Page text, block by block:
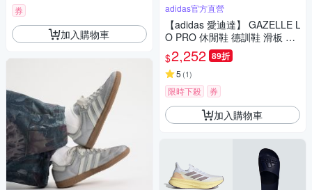
券
加入購物車
adidas官方直營
【adidas 愛迪達】 GAZELLE L
O PRO 休閒鞋 德訓鞋 滑板 復
古 薄底鞋 女鞋 - Originals JR8
893
$2,252 89折
5 (1)
限時下殺 券
加入購物車